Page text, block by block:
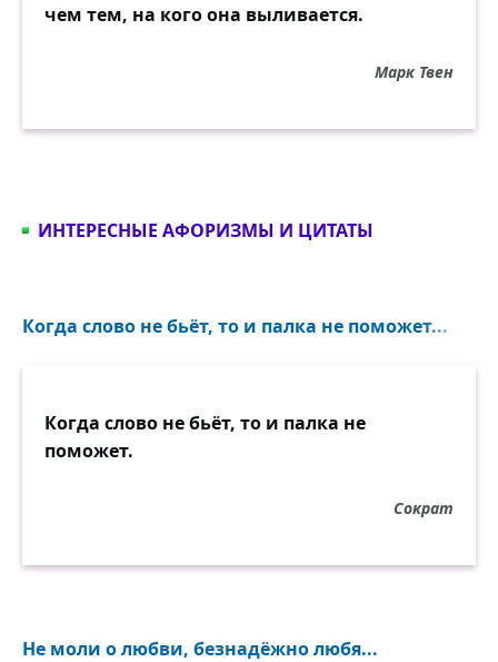
чем тем, на кого она выливается.
Марк Твен
ИНТЕРЕСНЫЕ АФОРИЗМЫ И ЦИТАТЫ
Когда слово не бьёт, то и палка не поможет...
Когда слово не бьёт, то и палка не
поможет.
Сократ
Не моли о любви, безнадёжно любя...